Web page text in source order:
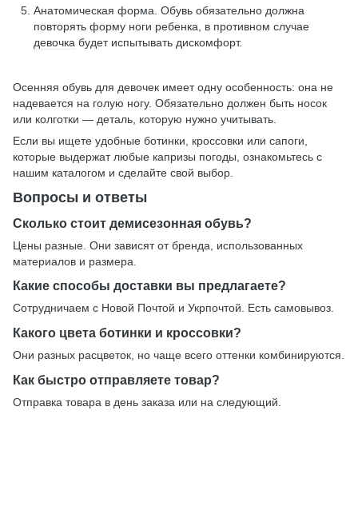
Анатомическая форма. Обувь обязательно должна
повторять форму ноги ребенка, в противном случае
девочка будет испытывать дискомфорт.
Осенняя обувь для девочек имеет одну особенность: она не
надевается на голую ногу. Обязательно должен быть носок
или колготки — деталь, которую нужно учитывать.
Если вы ищете удобные ботинки, кроссовки или сапоги,
которые выдержат любые капризы погоды, ознакомьтесь с
нашим каталогом и сделайте свой выбор.
Вопросы и ответы
Сколько стоит демисезонная обувь?
Цены разные. Они зависят от бренда, использованных
материалов и размера.
Какие способы доставки вы предлагаете?
Сотрудничаем с Новой Почтой и Укрпочтой. Есть самовывоз.
Какого цвета ботинки и кроссовки?
Они разных расцветок, но чаще всего оттенки комбинируются.
Как быстро отправляете товар?
Отправка товара в день заказа или на следующий.